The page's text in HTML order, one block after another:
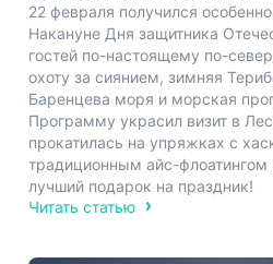
22 февраля получился
Накануне Дня защитника
гостей по-настоящему по-
охоту за сиянием, зимняя
Баренцева моря и морская
Программу украсил визит в
прокатилась на упряжках с
традиционным айс-флоатингом
лучший подарок на праздник!
Читать статью